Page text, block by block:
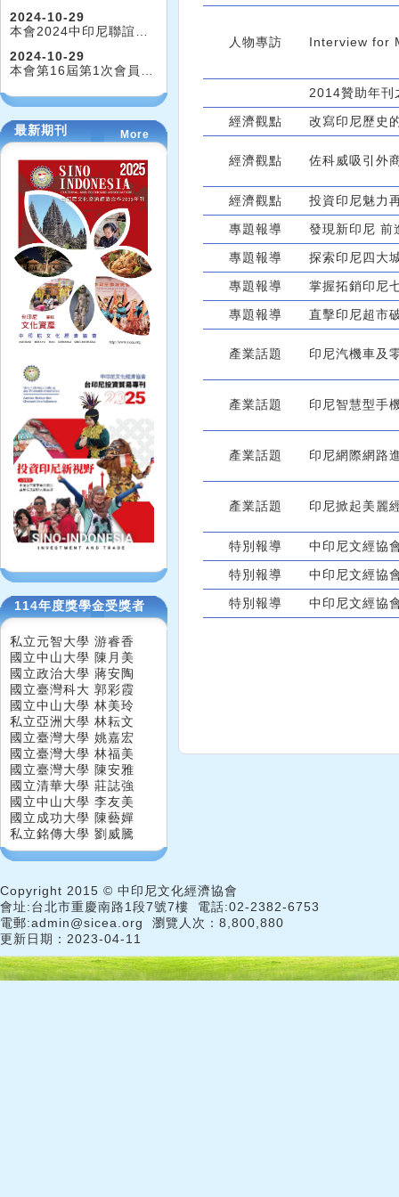
2024-10-29
本會2024中印尼聯誼…
2024-10-29
本會第16屆第1次會員…
最新期刊 More
114年度獎學金受獎者
私立元智大學 游睿香
國立中山大學 陳月美
國立政治大學 蔣安陶
國立臺灣科大 郭彩霞
國立中山大學 林美玲
私立亞洲大學 林耘文
國立臺灣大學 姚嘉宏
國立臺灣大學 林福美
國立臺灣大學 陳安雅
國立清華大學 莊誌強
國立中山大學 李友美
國立成功大學 陳藝嬋
私立銘傳大學 劉威騰
人物專訪 Interview for
2014贊助年刊
經濟觀點
改寫印尼歷史
經濟觀點 佐科威吸引外
經濟觀點
投資印尼魅力
專題報導
發現新印尼 前
專題報導
探索印尼四大
專題報導
掌握拓銷印尼
專題報導
直擊印尼超市
產業話題 印尼汽機車及
產業話題 印尼智慧型手
產業話題 印尼網際網路
產業話題 印尼掀起美麗
特別報導
中印尼文經協
特別報導
中印尼文經協
特別報導
中印尼文經協
Copyright 2015 © 中印尼文化經濟協會
會址:台北市重慶南路1段7號7樓 電話:02-2382-6753
電郵:admin@sicea.org 瀏覽人次：8,800,880
更新日期：2023-04-11